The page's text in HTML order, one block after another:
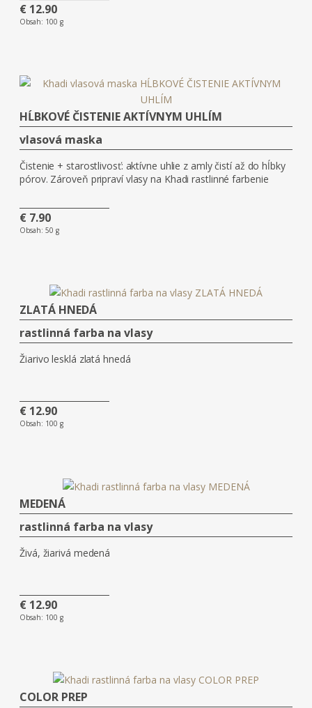
€ 12.90
Obsah: 100 g
HĹBKOVÉ ČISTENIE AKTÍVNYM UHLÍM
vlasová maska
Čistenie + starostlivosť: aktívne uhlie z amly čistí až do hĺbky
pórov. Zároveň pripraví vlasy na Khadi rastlinné farbenie
€ 7.90
Obsah: 50 g
ZLATÁ HNEDÁ
rastlinná farba na vlasy
Žiarivo lesklá zlatá hnedá
€ 12.90
Obsah: 100 g
MEDENÁ
rastlinná farba na vlasy
Živá, žiarivá medená
€ 12.90
Obsah: 100 g
COLOR PREP